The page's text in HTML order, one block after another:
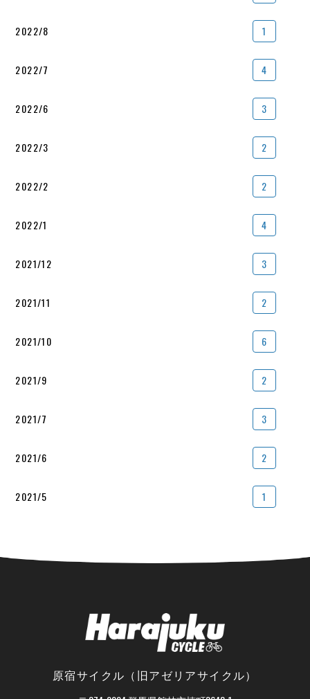
2022/8 1
2022/7 4
2022/6 3
2022/3 2
2022/2 2
2022/1 4
2021/12 3
2021/11 2
2021/10 6
2021/9 2
2021/7 3
2021/6 2
2021/5 1
原宿サイクル（旧アゼリアサイクル）